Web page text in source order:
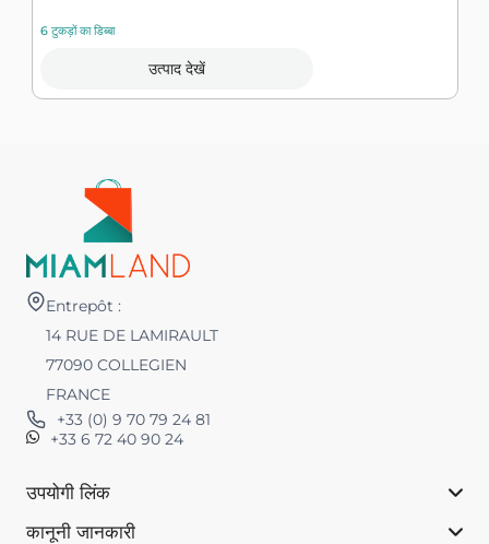
6 टुकड़ों का डिब्बा
उत्पाद देखें
Entrepôt :
14 RUE DE LAMIRAULT
77090 COLLEGIEN
FRANCE
+33 (0) 9 70 79 24 81
+33 6 72 40 90 24
उपयोगी लिंक
कानूनी जानकारी